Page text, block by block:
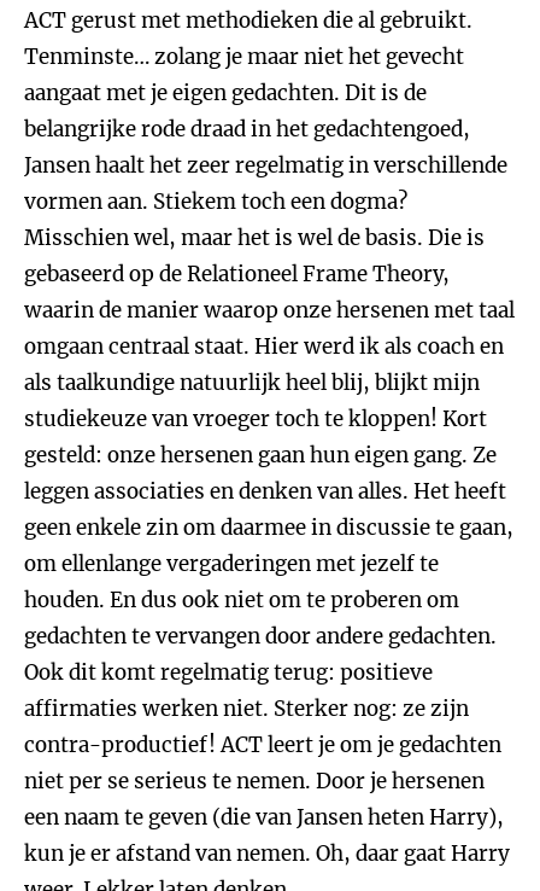
ACT gerust met methodieken die al gebruikt.
Tenminste… zolang je maar niet het gevecht
aangaat met je eigen gedachten. Dit is de
belangrijke rode draad in het gedachtengoed,
Jansen haalt het zeer regelmatig in verschillende
vormen aan. Stiekem toch een dogma?
Misschien wel, maar het is wel de basis. Die is
gebaseerd op de Relationeel Frame Theory,
waarin de manier waarop onze hersenen met taal
omgaan centraal staat. Hier werd ik als coach en
als taalkundige natuurlijk heel blij, blijkt mijn
studiekeuze van vroeger toch te kloppen! Kort
gesteld: onze hersenen gaan hun eigen gang. Ze
leggen associaties en denken van alles. Het heeft
geen enkele zin om daarmee in discussie te gaan,
om ellenlange vergaderingen met jezelf te
houden. En dus ook niet om te proberen om
gedachten te vervangen door andere gedachten.
Ook dit komt regelmatig terug: positieve
affirmaties werken niet. Sterker nog: ze zijn
contra-productief! ACT leert je om je gedachten
niet per se serieus te nemen. Door je hersenen
een naam te geven (die van Jansen heten Harry),
kun je er afstand van nemen. Oh, daar gaat Harry